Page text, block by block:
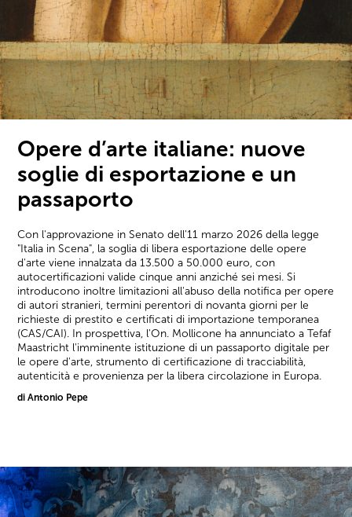
Opere d’arte italiane: nuove
soglie di esportazione e un
passaporto
Con l'approvazione in Senato dell'11 marzo 2026 della legge
"Italia in Scena", la soglia di libera esportazione delle opere
d'arte viene innalzata da 13.500 a 50.000 euro, con
autocertificazioni valide cinque anni anziché sei mesi. Si
introducono inoltre limitazioni all'abuso della notifica per opere
di autori stranieri, termini perentori di novanta giorni per le
richieste di prestito e certificati di importazione temporanea
(CAS/CAI). In prospettiva, l'On. Mollicone ha annunciato a Tefaf
Maastricht l'imminente istituzione di un passaporto digitale per
le opere d'arte, strumento di certificazione di tracciabilità,
autenticità e provenienza per la libera circolazione in Europa.
di Antonio Pepe